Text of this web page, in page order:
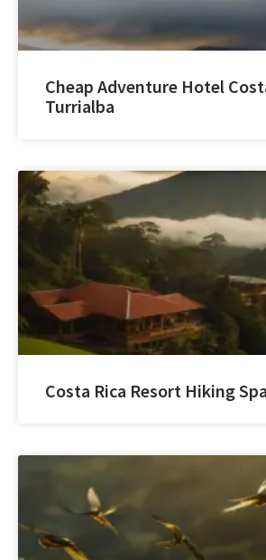
Cheap Adventure Hotel
Turrialba
Costa Rica Resort Hiking